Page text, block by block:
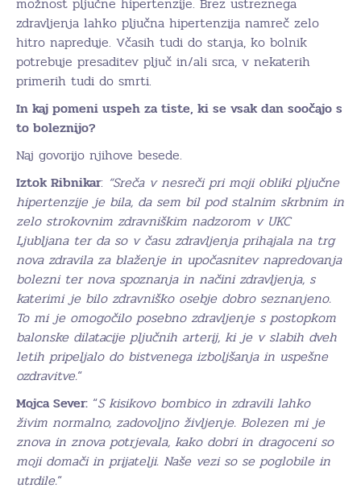
zdravljenja lahko pljučna hipertenzija namreč zelo
hitro napreduje. Včasih tudi do stanja, ko bolnik
potrebuje presaditev pljuč in/ali srca, v nekaterih
primerih tudi do smrti.
In kaj pomeni uspeh za tiste, ki se vsak dan soočajo s
to boleznijo?
Naj govorijo njihove besede.
Iztok Ribnikar: “Sreča v nesreči pri moji obliki pljučne
hipertenzije je bila, da sem bil pod stalnim skrbnim in
zelo strokovnim zdravniškim nadzorom v UKC
Ljubljana ter da so v času zdravljenja prihajala na trg
nova zdravila za blaženje in upočasnitev napredovanja
bolezni ter nova spoznanja in načini zdravljenja, s
katerimi je bilo zdravniško osebje dobro seznanjeno.
To mi je omogočilo posebno zdravljenje s postopkom
balonske dilatacije pljučnih arterij, ki je v slabih dveh
letih pripeljalo do bistvenega izboljšanja in uspešne
ozdravitve.“
Mojca Sever: “S kisikovo bombico in zdravili lahko
živim normalno, zadovoljno življenje. Bolezen mi je
znova in znova potrjevala, kako dobri in dragoceni so
moji domači in prijatelji. Naše vezi so se poglobile in
utrdile.“